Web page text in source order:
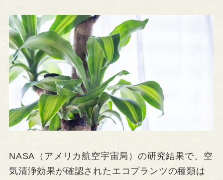
NASA（アメリカ航空宇宙局）の研究結果で、空
気清浄効果が確認されたエコプランツの種類は